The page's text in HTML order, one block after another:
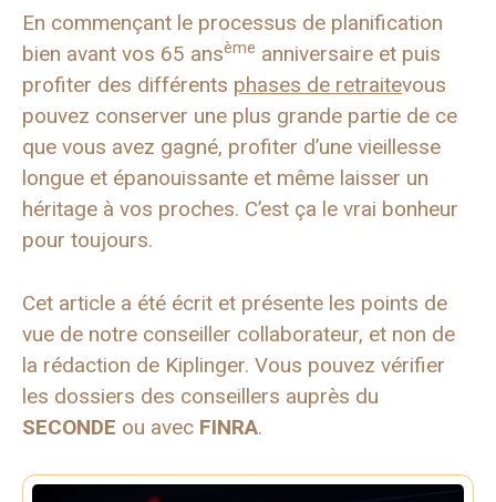
En commençant le processus de planification
bien avant vos 65 ansème anniversaire et puis
profiter des différents phases de retraitevous
pouvez conserver une plus grande partie de ce
que vous avez gagné, profiter d’une vieillesse
longue et épanouissante et même laisser un
héritage à vos proches. C’est ça le vrai bonheur
pour toujours.
Cet article a été écrit et présente les points de
vue de notre conseiller collaborateur, et non de
la rédaction de Kiplinger. Vous pouvez vérifier
les dossiers des conseillers auprès du
SECONDE ou avec FINRA.